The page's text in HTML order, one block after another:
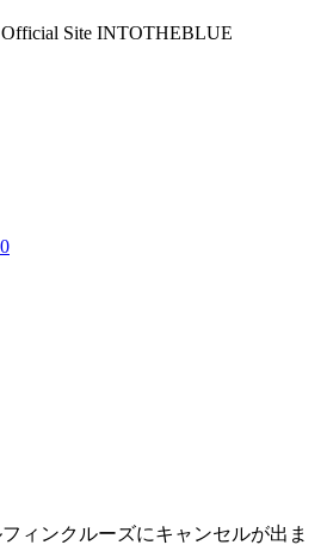
Official Site INTOTHEBLUE
ィンクルーズにキャンセルが出ま